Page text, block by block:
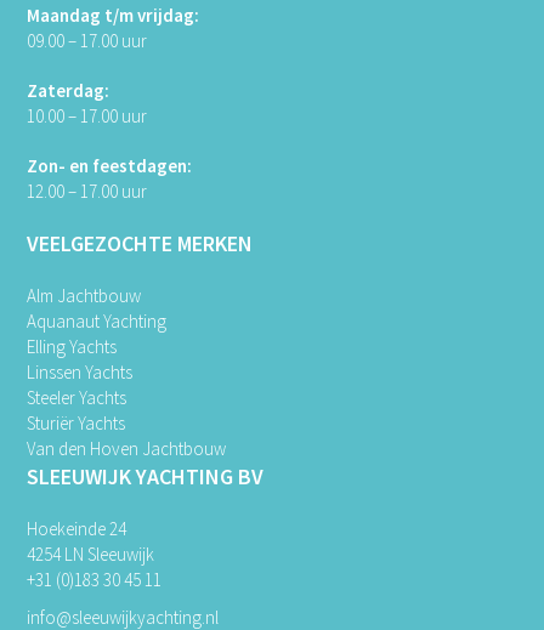
Maandag t/m vrijdag:
09.00 – 17.00 uur
Zaterdag:
10.00 – 17.00 uur
Zon- en feestdagen:
12.00 – 17.00 uur
VEELGEZOCHTE MERKEN
Alm Jachtbouw
Aquanaut Yachting
Elling Yachts
Linssen Yachts
Steeler Yachts
Sturiër Yachts
Van den Hoven Jachtbouw
SLEEUWIJK YACHTING BV
Hoekeinde 24
4254 LN Sleeuwijk
+31 (0)183 30 45 11
info@sleeuwijkyachting.nl